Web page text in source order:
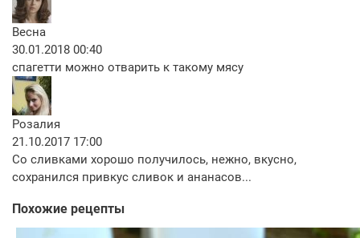
Весна
30.01.2018 00:40
спагетти можно отварить к такому мясу
Розалия
21.10.2017 17:00
Со сливками хорошо получилось, нежно, вкусно,
сохранился привкус сливок и ананасов...
Похожие рецепты